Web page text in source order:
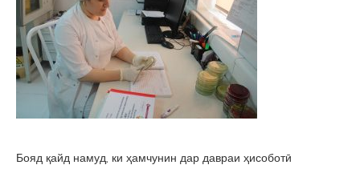
Бояд қайд намуд, ки ҳамчунин дар давраи ҳисоботӣ